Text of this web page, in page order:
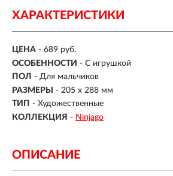
ХАРАКТЕРИСТИКИ
ЦЕНА - 689 руб.
ОСОБЕННОСТИ - С игрушкой
ПОЛ - Для мальчиков
РАЗМЕРЫ
- 205 х 288 мм
ТИП - Художественные
КОЛЛЕКЦИЯ - Ninjago
ОПИСАНИЕ